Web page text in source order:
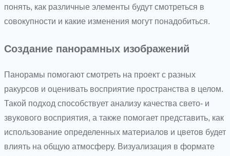
понять, как различные элементы будут смотреться в
совокупности и какие изменения могут понадобиться.
Создание панорамных изображений
Панорамы помогают смотреть на проект с разных
ракурсов и оценивать восприятие пространства в целом.
Такой подход способствует анализу качества свето- и
звукового восприятия, а также помогает представить, как
использование определенных материалов и цветов будет
влиять на общую атмосферу. Визуализация в формате